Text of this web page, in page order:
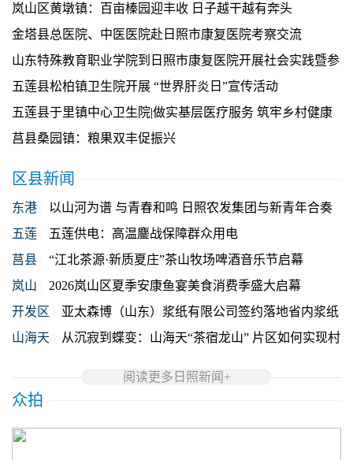
岚山区黄墩镇：百亩榛园迎丰收 日子越干越有奔头
金塔县总医院、中医医院赴日照市康复医院考察交流
山东特殊教育职业学院到日照市康复医院开展社会实践暨参
观考察活动
五莲县松柏镇卫生院开展 “世界肝炎日”宣传活动
五莲县于里镇中心卫生院|做实基层医疗服务 筑牢乡村健康
屏障
莒县桑园镇：粮果双丰促振兴
区县新闻
东港
以山河为谱 与青春和鸣 日照农发集团与新青年合奏
“城乡共融”协奏曲
五莲
五莲供电：高温鏖战保障群众用电
莒县
“江北茶源·新质夏庄”茶山牧场啤酒音乐节启幕
岚山
2026岚山区夏季安康鱼宴美食消费季盛大启幕
开发区
亚太森博（山东）浆纸有限公司签约落地省内浆纸
行业首单转型金融银团贷款
山海天
从沉寂到蝶变：山海天“茶宿龙山” 片区如何实现村
阅读更多日照新闻+
众拍